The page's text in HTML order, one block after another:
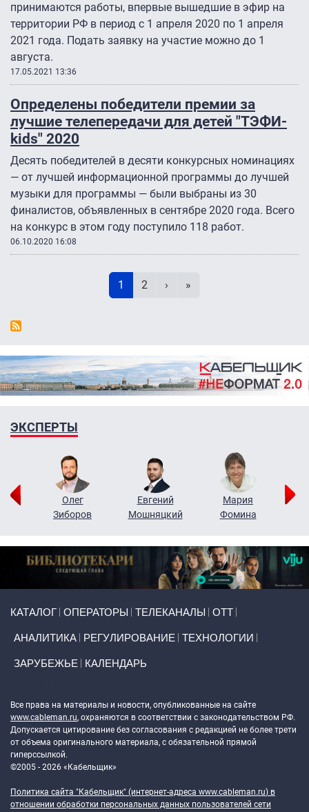
принимаются работы, впервые вышедшие в эфир на
территории РФ в период с 1 апреля 2020 по 1 апреля
2021 года. Подать заявку на участие можно до 1
августа.
17.05.2021 13:36
Определены победители премии за
лучшие телепередачи для детей "ТЭФИ-
kids" 2020
Десять победителей в десяти конкурсных номинациях
— от лучшей информационной программы до лучшей
музыки для программы — были выбраны из 30
финалистов, объявленных в сентябре 2020 года. Всего
на конкурс в этом году поступило 118 работ.
06.10.2020 16:08
Текущая страница
1 Page
2 Следующая страница
› Последняя страница
»
ЭКСПЕРТЫ
Олег
Зиборов
Евгений
Мошняцкий
Мария
Фомина
КАТАЛОГ ОПЕРАТОРЫ ТЕЛЕКАНАЛЫ ОТТ
АНАЛИТИКА РЕГУЛИРОВАНИЕ ТЕХНОЛОГИИ
ЗАРУБЕЖЬЕ КАЛЕНДАРЬ
Все права на материалы и новости, опубликованные на сайте
www.cableman.ru, охраняются в соответствии с законодательством РФ.
Допускается цитирование без согласования с редакцией не более трети
от объема оригинального материала, с обязательной прямой
гиперссылкой.
©2005 - 2026 «Кабельщик»
Политика сайта "Кабельщик" (интернет-адреса www.cableman.ru) в
отношении обработки персональных данных пользователей сети